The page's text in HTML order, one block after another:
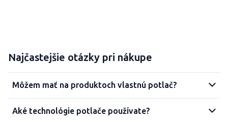
Najčastejšie otázky pri nákupe
Môžem mať na produktoch vlastnú potlač?
Aké technológie potlače používate?